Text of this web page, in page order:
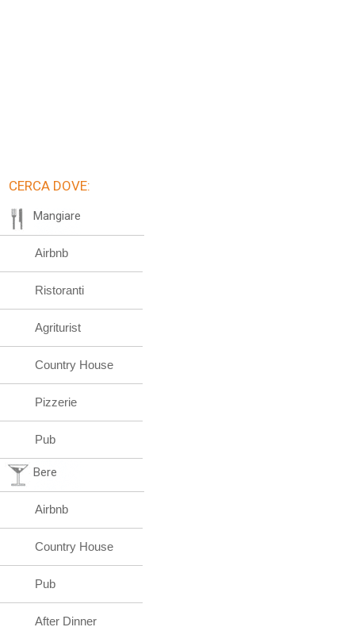
CERCA DOVE:
Mangiare
Airbnb
Ristoranti
Agriturist
Country House
Pizzerie
Pub
Bere
Airbnb
Country House
Pub
After Dinner